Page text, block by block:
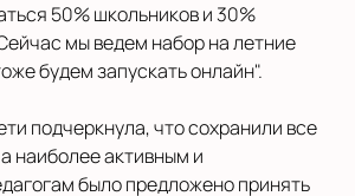
50% школьников и 30%
мы ведем набор на летние
будем запускать онлайн".
подчеркнула, что сохранили все
наиболее активным и
было предложено принять